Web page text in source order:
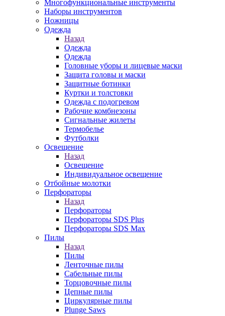
Многофункциональные инструменты
Наборы инструментов
Ножницы
Одежда
Назад
Одежда
Одежда
Головные уборы и лицевые маски
Защита головы и маски
Защитные ботинки
Куртки и толстовки
Одежда с подогревом
Рабочие комбнезоны
Сигнальные жилеты
Термобелье
Футболки
Освещение
Назад
Освещение
Индивидуальное освещение
Отбойные молотки
Перфораторы
Назад
Перфораторы
Перфораторы SDS Plus
Перфораторы SDS Max
Пилы
Назад
Пилы
Ленточные пилы
Сабельные пилы
Торцовочные пилы
Цепные пилы
Циркулярные пилы
Plunge Saws